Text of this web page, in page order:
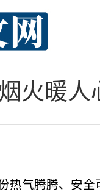
火暖人
热气腾腾、安